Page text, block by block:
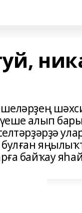
алып
байҡау